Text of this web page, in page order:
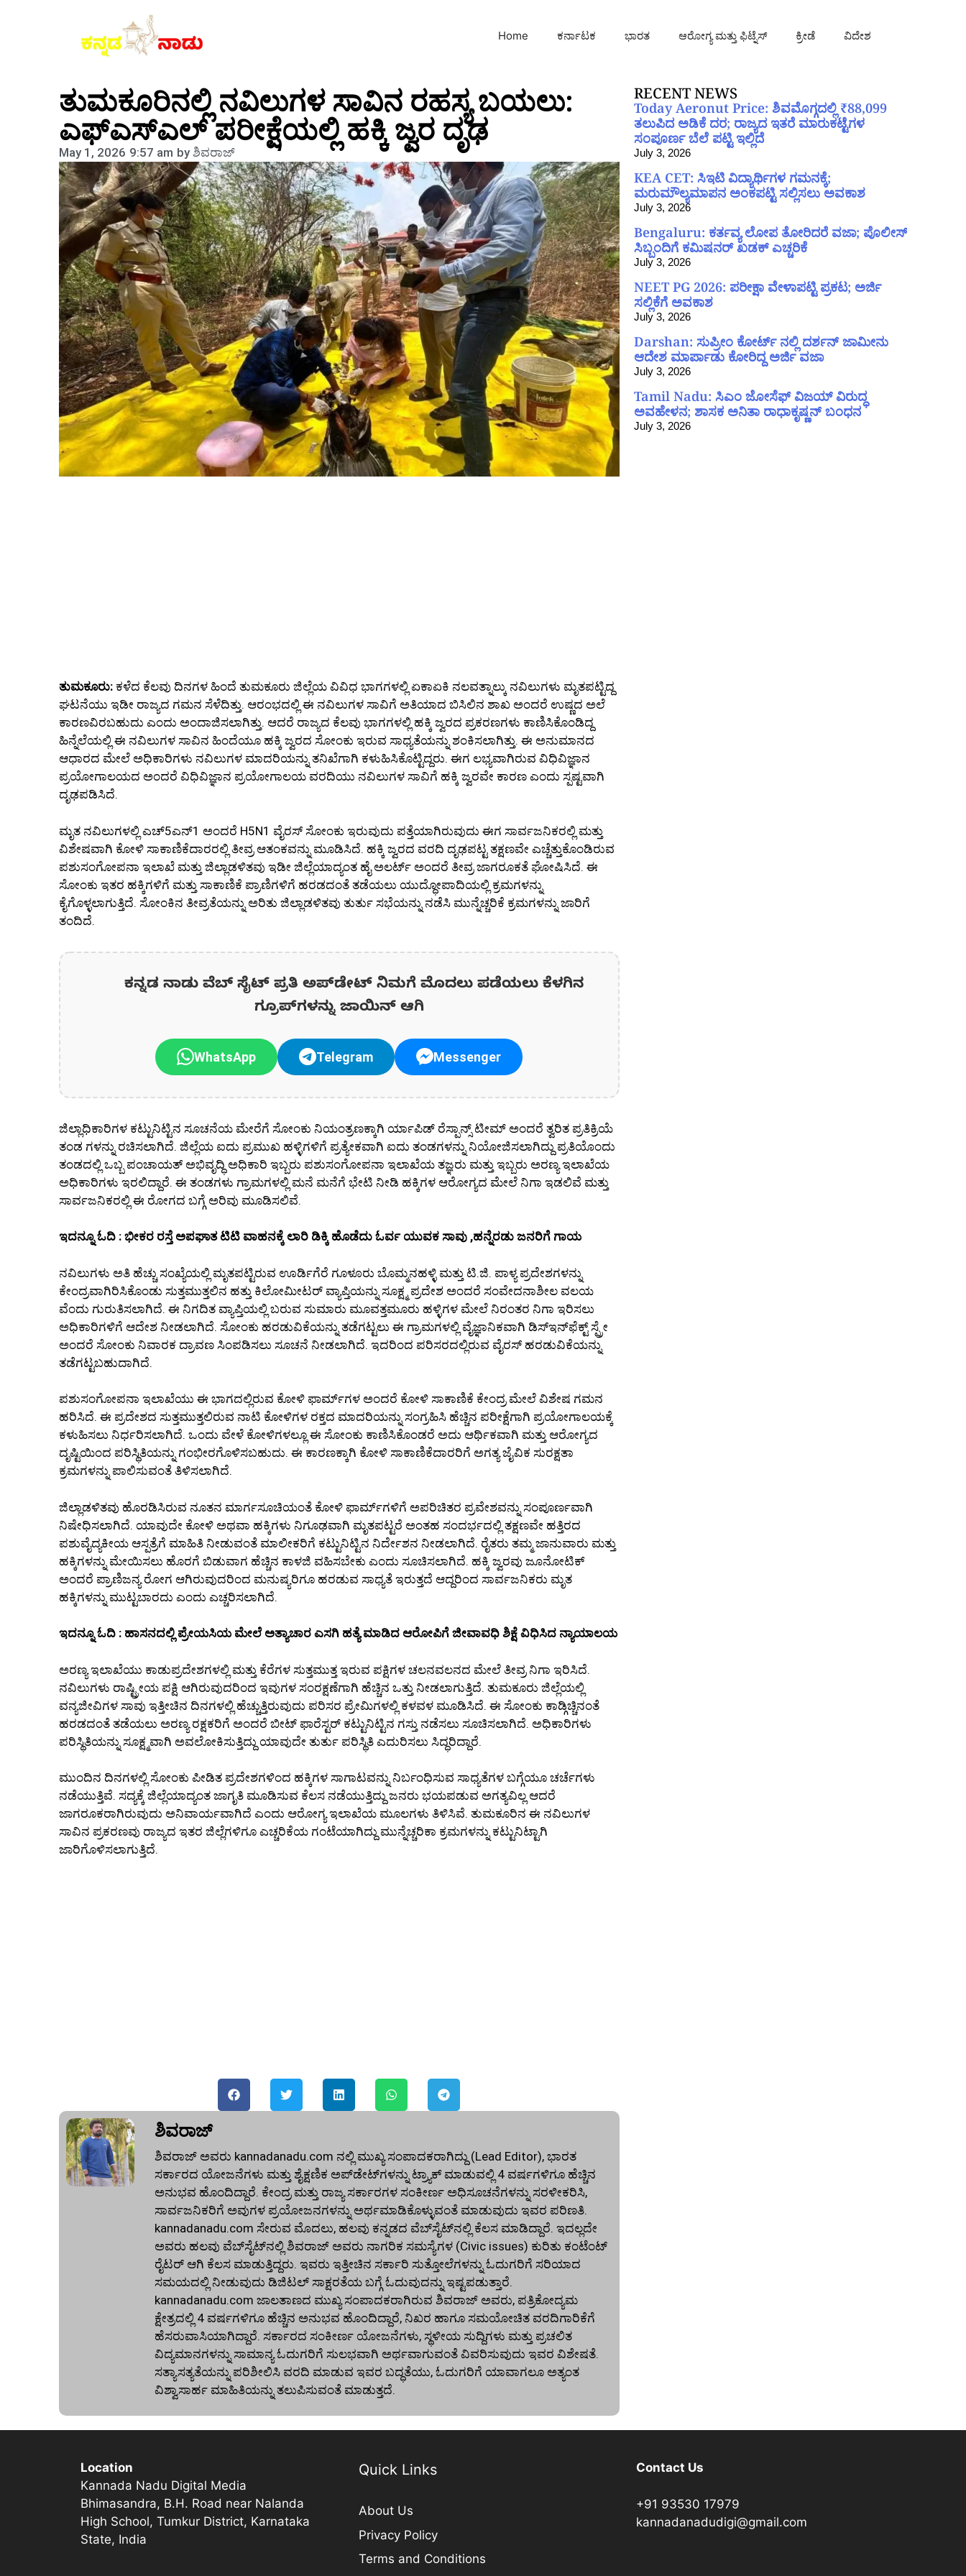
Home ಕರ್ನಾಟಕ ಭಾರತ ಆರೋಗ್ಯ ಮತ್ತು ಫಿಟ್ನೆಸ್ ಕ್ರೀಡೆ ವಿದೇಶ
ತುಮಕೂರಿನಲ್ಲಿ ನವಿಲುಗಳ ಸಾವಿನ ರಹಸ್ಯ ಬಯಲು:
ಎಫ್‌ಎಸ್‌ಎಲ್ ಪರೀಕ್ಷೆಯಲ್ಲಿ ಹಕ್ಕಿ ಜ್ವರ ದೃಢ
May 1, 2026 9:57 am byಶಿವರಾಜ್
ತುಮಕೂರು: ಕಳೆದ ಕೆಲವು ದಿನಗಳ ಹಿಂದೆ ತುಮಕೂರು ಜಿಲ್ಲೆಯ ವಿವಿಧ ಭಾಗಗಳಲ್ಲಿ ಏಕಾಏಕಿ ನಲವತ್ನಾಲ್ಕು ನವಿಲುಗಳು ಮೃತಪಟ್ಟಿದ್ದ
ಘಟನೆಯು ಇಡೀ ರಾಜ್ಯದ ಗಮನ ಸೆಳೆದಿತ್ತು. ಆರಂಭದಲ್ಲಿ ಈ ನವಿಲುಗಳ ಸಾವಿಗೆ ಅತಿಯಾದ ಬಿಸಿಲಿನ ಶಾಖ ಅಂದರೆ ಉಷ್ಣದ ಅಲೆ
ಕಾರಣವಿರಬಹುದು ಎಂದು ಅಂದಾಜಿಸಲಾಗಿತ್ತು. ಆದರೆ ರಾಜ್ಯದ ಕೆಲವು ಭಾಗಗಳಲ್ಲಿ ಹಕ್ಕಿ ಜ್ವರದ ಪ್ರಕರಣಗಳು ಕಾಣಿಸಿಕೊಂಡಿದ್ದ
ಹಿನ್ನೆಲೆಯಲ್ಲಿ ಈ ನವಿಲುಗಳ ಸಾವಿನ ಹಿಂದೆಯೂ ಹಕ್ಕಿ ಜ್ವರದ ಸೋಂಕು ಇರುವ ಸಾಧ್ಯತೆಯನ್ನು ಶಂಕಿಸಲಾಗಿತ್ತು. ಈ ಅನುಮಾನದ
ಆಧಾರದ ಮೇಲೆ ಅಧಿಕಾರಿಗಳು ನವಿಲುಗಳ ಮಾದರಿಯನ್ನು ತನಿಖೆಗಾಗಿ ಕಳುಹಿಸಿಕೊಟ್ಟಿದ್ದರು. ಈಗ ಲಭ್ಯವಾಗಿರುವ ವಿಧಿವಿಜ್ಞಾನ
ಪ್ರಯೋಗಾಲಯದ ಅಂದರೆ ವಿಧಿವಿಜ್ಞಾನ ಪ್ರಯೋಗಾಲಯ ವರದಿಯು ನವಿಲುಗಳ ಸಾವಿಗೆ ಹಕ್ಕಿ ಜ್ವರವೇ ಕಾರಣ ಎಂದು ಸ್ಪಷ್ಟವಾಗಿ
ದೃಢಪಡಿಸಿದೆ.
ಮೃತ ನವಿಲುಗಳಲ್ಲಿ ಎಚ್5ಎನ್1 ಅಂದರೆ H5N1 ವೈರಸ್ ಸೋಂಕು ಇರುವುದು ಪತ್ತೆಯಾಗಿರುವುದು ಈಗ ಸಾರ್ವಜನಿಕರಲ್ಲಿ ಮತ್ತು
ವಿಶೇಷವಾಗಿ ಕೋಳಿ ಸಾಕಾಣಿಕೆದಾರರಲ್ಲಿ ತೀವ್ರ ಆತಂಕವನ್ನು ಮೂಡಿಸಿದೆ. ಹಕ್ಕಿ ಜ್ವರದ ವರದಿ ದೃಢಪಟ್ಟ ತಕ್ಷಣವೇ ಎಚ್ಚೆತ್ತುಕೊಂಡಿರುವ
ಪಶುಸಂಗೋಪನಾ ಇಲಾಖೆ ಮತ್ತು ಜಿಲ್ಲಾಡಳಿತವು ಇಡೀ ಜಿಲ್ಲೆಯಾದ್ಯಂತ ಹೈ ಅಲರ್ಟ್ ಅಂದರೆ ತೀವ್ರ ಜಾಗರೂಕತೆ ಘೋಷಿಸಿದೆ. ಈ
ಸೋಂಕು ಇತರ ಹಕ್ಕಿಗಳಿಗೆ ಮತ್ತು ಸಾಕಾಣಿಕೆ ಪ್ರಾಣಿಗಳಿಗೆ ಹರಡದಂತೆ ತಡೆಯಲು ಯುದ್ಧೋಪಾದಿಯಲ್ಲಿ ಕ್ರಮಗಳನ್ನು
ಕೈಗೊಳ್ಳಲಾಗುತ್ತಿದೆ. ಸೋಂಕಿನ ತೀವ್ರತೆಯನ್ನು ಅರಿತು ಜಿಲ್ಲಾಡಳಿತವು ತುರ್ತು ಸಭೆಯನ್ನು ನಡೆಸಿ ಮುನ್ನೆಚ್ಚರಿಕೆ ಕ್ರಮಗಳನ್ನು ಜಾರಿಗೆ
ತಂದಿದೆ.
ಕನ್ನಡ ನಾಡು ವೆಬ್ ಸೈಟ್ ಪ್ರತಿ ಅಪ್‌ಡೇಟ್‌ ನಿಮಗೆ ಮೊದಲು ಪಡೆಯಲು ಕೆಳಗಿನ
ಗ್ರೂಪ್‌ಗಳನ್ನು ಜಾಯಿನ್ ಆಗಿ
WhatsApp Telegram Messenger
ಜಿಲ್ಲಾಧಿಕಾರಿಗಳ ಕಟ್ಟುನಿಟ್ಟಿನ ಸೂಚನೆಯ ಮೇರೆಗೆ ಸೋಂಕು ನಿಯಂತ್ರಣಕ್ಕಾಗಿ ರ್ಯಾಪಿಡ್ ರೆಸ್ಪಾನ್ಸ್ ಟೀಮ್ ಅಂದರೆ ತ್ವರಿತ ಪ್ರತಿಕ್ರಿಯೆ
ತಂಡ ಗಳನ್ನು ರಚಿಸಲಾಗಿದೆ. ಜಿಲ್ಲೆಯ ಐದು ಪ್ರಮುಖ ಹಳ್ಳಿಗಳಿಗೆ ಪ್ರತ್ಯೇಕವಾಗಿ ಐದು ತಂಡಗಳನ್ನು ನಿಯೋಜಿಸಲಾಗಿದ್ದು ಪ್ರತಿಯೊಂದು
ತಂಡದಲ್ಲಿ ಒಬ್ಬ ಪಂಚಾಯತ್ ಅಭಿವೃದ್ಧಿ ಅಧಿಕಾರಿ ಇಬ್ಬರು ಪಶುಸಂಗೋಪನಾ ಇಲಾಖೆಯ ತಜ್ಞರು ಮತ್ತು ಇಬ್ಬರು ಅರಣ್ಯ ಇಲಾಖೆಯ
ಅಧಿಕಾರಿಗಳು ಇರಲಿದ್ದಾರೆ. ಈ ತಂಡಗಳು ಗ್ರಾಮಗಳಲ್ಲಿ ಮನೆ ಮನೆಗೆ ಭೇಟಿ ನೀಡಿ ಹಕ್ಕಿಗಳ ಆರೋಗ್ಯದ ಮೇಲೆ ನಿಗಾ ಇಡಲಿವೆ ಮತ್ತು
ಸಾರ್ವಜನಿಕರಲ್ಲಿ ಈ ರೋಗದ ಬಗ್ಗೆ ಅರಿವು ಮೂಡಿಸಲಿವೆ.
ಇದನ್ನೂ ಓದಿ : ಭೀಕರ ರಸ್ತೆ ಅಪಘಾತ ಟಿಟಿ ವಾಹನಕ್ಕೆ ಲಾರಿ ಡಿಕ್ಕಿ ಹೊಡೆದು ಓರ್ವ ಯುವಕ ಸಾವು ,ಹನ್ನೆರಡು ಜನರಿಗೆ ಗಾಯ
ನವಿಲುಗಳು ಅತಿ ಹೆಚ್ಚು ಸಂಖ್ಯೆಯಲ್ಲಿ ಮೃತಪಟ್ಟಿರುವ ಊರ್ಡಿಗೆರೆ ಗೂಳೂರು ಬೊಮ್ಮನಹಳ್ಳಿ ಮತ್ತು ಟಿ.ಜಿ. ಪಾಳ್ಯ ಪ್ರದೇಶಗಳನ್ನು
ಕೇಂದ್ರವಾಗಿರಿಸಿಕೊಂಡು ಸುತ್ತಮುತ್ತಲಿನ ಹತ್ತು ಕಿಲೋಮೀಟರ್ ವ್ಯಾಪ್ತಿಯನ್ನು ಸೂಕ್ಷ್ಮ ಪ್ರದೇಶ ಅಂದರೆ ಸಂವೇದನಾಶೀಲ ವಲಯ
ವೆಂದು ಗುರುತಿಸಲಾಗಿದೆ. ಈ ನಿಗದಿತ ವ್ಯಾಪ್ತಿಯಲ್ಲಿ ಬರುವ ಸುಮಾರು ಮೂವತ್ತಮೂರು ಹಳ್ಳಿಗಳ ಮೇಲೆ ನಿರಂತರ ನಿಗಾ ಇರಿಸಲು
ಅಧಿಕಾರಿಗಳಿಗೆ ಆದೇಶ ನೀಡಲಾಗಿದೆ. ಸೋಂಕು ಹರಡುವಿಕೆಯನ್ನು ತಡೆಗಟ್ಟಲು ಈ ಗ್ರಾಮಗಳಲ್ಲಿ ವೈಜ್ಞಾನಿಕವಾಗಿ ಡಿಸ್‌ಇನ್‌ಫೆಕ್ಟ್ ಸ್ಪ್ರೇ
ಅಂದರೆ ಸೋಂಕು ನಿವಾರಕ ದ್ರಾವಣ ಸಿಂಪಡಿಸಲು ಸೂಚನೆ ನೀಡಲಾಗಿದೆ. ಇದರಿಂದ ಪರಿಸರದಲ್ಲಿರುವ ವೈರಸ್ ಹರಡುವಿಕೆಯನ್ನು
ತಡೆಗಟ್ಟಬಹುದಾಗಿದೆ.
ಪಶುಸಂಗೋಪನಾ ಇಲಾಖೆಯು ಈ ಭಾಗದಲ್ಲಿರುವ ಕೋಳಿ ಫಾರ್ಮ್‌ಗಳ ಅಂದರೆ ಕೋಳಿ ಸಾಕಾಣಿಕೆ ಕೇಂದ್ರ ಮೇಲೆ ವಿಶೇಷ ಗಮನ
ಹರಿಸಿದೆ. ಈ ಪ್ರದೇಶದ ಸುತ್ತಮುತ್ತಲಿರುವ ನಾಟಿ ಕೋಳಿಗಳ ರಕ್ತದ ಮಾದರಿಯನ್ನು ಸಂಗ್ರಹಿಸಿ ಹೆಚ್ಚಿನ ಪರೀಕ್ಷೆಗಾಗಿ ಪ್ರಯೋಗಾಲಯಕ್ಕೆ
ಕಳುಹಿಸಲು ನಿರ್ಧರಿಸಲಾಗಿದೆ. ಒಂದು ವೇಳೆ ಕೋಳಿಗಳಲ್ಲೂ ಈ ಸೋಂಕು ಕಾಣಿಸಿಕೊಂಡರೆ ಅದು ಆರ್ಥಿಕವಾಗಿ ಮತ್ತು ಆರೋಗ್ಯದ
ದೃಷ್ಟಿಯಿಂದ ಪರಿಸ್ಥಿತಿಯನ್ನು ಗಂಭೀರಗೊಳಿಸಬಹುದು. ಈ ಕಾರಣಕ್ಕಾಗಿ ಕೋಳಿ ಸಾಕಾಣಿಕೆದಾರರಿಗೆ ಅಗತ್ಯ ಜೈವಿಕ ಸುರಕ್ಷತಾ
ಕ್ರಮಗಳನ್ನು ಪಾಲಿಸುವಂತೆ ತಿಳಿಸಲಾಗಿದೆ.
ಜಿಲ್ಲಾಡಳಿತವು ಹೊರಡಿಸಿರುವ ನೂತನ ಮಾರ್ಗಸೂಚಿಯಂತೆ ಕೋಳಿ ಫಾರ್ಮ್‌ಗಳಿಗೆ ಅಪರಿಚಿತರ ಪ್ರವೇಶವನ್ನು ಸಂಪೂರ್ಣವಾಗಿ
ನಿಷೇಧಿಸಲಾಗಿದೆ. ಯಾವುದೇ ಕೋಳಿ ಅಥವಾ ಹಕ್ಕಿಗಳು ನಿಗೂಢವಾಗಿ ಮೃತಪಟ್ಟರೆ ಅಂತಹ ಸಂದರ್ಭದಲ್ಲಿ ತಕ್ಷಣವೇ ಹತ್ತಿರದ
ಪಶುವೈದ್ಯಕೀಯ ಆಸ್ಪತ್ರೆಗೆ ಮಾಹಿತಿ ನೀಡುವಂತೆ ಮಾಲೀಕರಿಗೆ ಕಟ್ಟುನಿಟ್ಟಿನ ನಿರ್ದೇಶನ ನೀಡಲಾಗಿದೆ. ರೈತರು ತಮ್ಮ ಜಾನುವಾರು ಮತ್ತು
ಹಕ್ಕಿಗಳನ್ನು ಮೇಯಿಸಲು ಹೊರಗೆ ಬಿಡುವಾಗ ಹೆಚ್ಚಿನ ಕಾಳಜಿ ವಹಿಸಬೇಕು ಎಂದು ಸೂಚಿಸಲಾಗಿದೆ. ಹಕ್ಕಿ ಜ್ವರವು ಜೂನೋಟಿಕ್
ಅಂದರೆ ಪ್ರಾಣಿಜನ್ಯ ರೋಗ ಆಗಿರುವುದರಿಂದ ಮನುಷ್ಯರಿಗೂ ಹರಡುವ ಸಾಧ್ಯತೆ ಇರುತ್ತದೆ ಆದ್ದರಿಂದ ಸಾರ್ವಜನಿಕರು ಮೃತ
ಹಕ್ಕಿಗಳನ್ನು ಮುಟ್ಟಬಾರದು ಎಂದು ಎಚ್ಚರಿಸಲಾಗಿದೆ.
ಇದನ್ನೂ ಓದಿ : ಹಾಸನದಲ್ಲಿ ಪ್ರೇಯಸಿಯ ಮೇಲೆ ಅತ್ಯಾಚಾರ ಎಸಗಿ ಹತ್ಯೆ ಮಾಡಿದ ಆರೋಪಿಗೆ ಜೀವಾವಧಿ ಶಿಕ್ಷೆ ವಿಧಿಸಿದ ನ್ಯಾಯಾಲಯ
ಅರಣ್ಯ ಇಲಾಖೆಯು ಕಾಡುಪ್ರದೇಶಗಳಲ್ಲಿ ಮತ್ತು ಕೆರೆಗಳ ಸುತ್ತಮುತ್ತ ಇರುವ ಪಕ್ಷಿಗಳ ಚಲನವಲನದ ಮೇಲೆ ತೀವ್ರ ನಿಗಾ ಇರಿಸಿದೆ.
ನವಿಲುಗಳು ರಾಷ್ಟ್ರೀಯ ಪಕ್ಷಿ ಆಗಿರುವುದರಿಂದ ಇವುಗಳ ಸಂರಕ್ಷಣೆಗಾಗಿ ಹೆಚ್ಚಿನ ಒತ್ತು ನೀಡಲಾಗುತ್ತಿದೆ. ತುಮಕೂರು ಜಿಲ್ಲೆಯಲ್ಲಿ
ವನ್ಯಜೀವಿಗಳ ಸಾವು ಇತ್ತೀಚಿನ ದಿನಗಳಲ್ಲಿ ಹೆಚ್ಚುತ್ತಿರುವುದು ಪರಿಸರ ಪ್ರೇಮಿಗಳಲ್ಲಿ ಕಳವಳ ಮೂಡಿಸಿದೆ. ಈ ಸೋಂಕು ಕಾಡ್ಗಿಚ್ಚಿನಂತೆ
ಹರಡದಂತೆ ತಡೆಯಲು ಅರಣ್ಯ ರಕ್ಷಕರಿಗೆ ಅಂದರೆ ಬೀಟ್ ಫಾರೆಸ್ಟರ್ ಕಟ್ಟುನಿಟ್ಟಿನ ಗಸ್ತು ನಡೆಸಲು ಸೂಚಿಸಲಾಗಿದೆ. ಅಧಿಕಾರಿಗಳು
ಪರಿಸ್ಥಿತಿಯನ್ನು ಸೂಕ್ಷ್ಮವಾಗಿ ಅವಲೋಕಿಸುತ್ತಿದ್ದು ಯಾವುದೇ ತುರ್ತು ಪರಿಸ್ಥಿತಿ ಎದುರಿಸಲು ಸಿದ್ಧರಿದ್ದಾರೆ.
ಮುಂದಿನ ದಿನಗಳಲ್ಲಿ ಸೋಂಕು ಪೀಡಿತ ಪ್ರದೇಶಗಳಿಂದ ಹಕ್ಕಿಗಳ ಸಾಗಾಟವನ್ನು ನಿರ್ಬಂಧಿಸುವ ಸಾಧ್ಯತೆಗಳ ಬಗ್ಗೆಯೂ ಚರ್ಚೆಗಳು
ನಡೆಯುತ್ತಿವೆ. ಸದ್ಯಕ್ಕೆ ಜಿಲ್ಲೆಯಾದ್ಯಂತ ಜಾಗೃತಿ ಮೂಡಿಸುವ ಕೆಲಸ ನಡೆಯುತ್ತಿದ್ದು ಜನರು ಭಯಪಡುವ ಅಗತ್ಯವಿಲ್ಲ ಆದರೆ
ಜಾಗರೂಕರಾಗಿರುವುದು ಅನಿವಾರ್ಯವಾಗಿದೆ ಎಂದು ಆರೋಗ್ಯ ಇಲಾಖೆಯ ಮೂಲಗಳು ತಿಳಿಸಿವೆ. ತುಮಕೂರಿನ ಈ ನವಿಲುಗಳ
ಸಾವಿನ ಪ್ರಕರಣವು ರಾಜ್ಯದ ಇತರ ಜಿಲ್ಲೆಗಳಿಗೂ ಎಚ್ಚರಿಕೆಯ ಗಂಟೆಯಾಗಿದ್ದು ಮುನ್ನೆಚ್ಚರಿಕಾ ಕ್ರಮಗಳನ್ನು ಕಟ್ಟುನಿಟ್ಟಾಗಿ
ಜಾರಿಗೊಳಿಸಲಾಗುತ್ತಿದೆ.
ಶಿವರಾಜ್
ಶಿವರಾಜ್ ಅವರು kannadanadu.com ನಲ್ಲಿ ಮುಖ್ಯ ಸಂಪಾದಕರಾಗಿದ್ದು (Lead Editor), ಭಾರತ
ಸರ್ಕಾರದ ಯೋಜನೆಗಳು ಮತ್ತು ಶೈಕ್ಷಣಿಕ ಅಪ್‌ಡೇಟ್‌ಗಳನ್ನು ಟ್ರ್ಯಾಕ್ ಮಾಡುವಲ್ಲಿ 4 ವರ್ಷಗಳಿಗೂ ಹೆಚ್ಚಿನ
ಅನುಭವ ಹೊಂದಿದ್ದಾರೆ. ಕೇಂದ್ರ ಮತ್ತು ರಾಜ್ಯ ಸರ್ಕಾರಗಳ ಸಂಕೀರ್ಣ ಅಧಿಸೂಚನೆಗಳನ್ನು ಸರಳೀಕರಿಸಿ,
ಸಾರ್ವಜನಿಕರಿಗೆ ಅವುಗಳ ಪ್ರಯೋಜನಗಳನ್ನು ಅರ್ಥಮಾಡಿಕೊಳ್ಳುವಂತೆ ಮಾಡುವುದು ಇವರ ಪರಿಣತಿ.
kannadanadu.com ಸೇರುವ ಮೊದಲು, ಹಲವು ಕನ್ನಡದ ವೆಬ್‌ಸೈಟ್‌ನಲ್ಲಿ ಕೆಲಸ ಮಾಡಿದ್ದಾರೆ. ಇದಲ್ಲದೇ
ಅವರು ಹಲವು ವೆಬ್‌ಸೈಟ್‌ನಲ್ಲಿ ಶಿವರಾಜ್ ಅವರು ನಾಗರಿಕ ಸಮಸ್ಯೆಗಳ (Civic issues) ಕುರಿತು ಕಂಟೆಂಟ್
ರೈಟರ್ ಆಗಿ ಕೆಲಸ ಮಾಡುತ್ತಿದ್ದರು. ಇವರು ಇತ್ತೀಚಿನ ಸರ್ಕಾರಿ ಸುತ್ತೋಲೆಗಳನ್ನು ಓದುಗರಿಗೆ ಸರಿಯಾದ
ಸಮಯದಲ್ಲಿ ನೀಡುವುದು ಡಿಜಿಟಲ್ ಸಾಕ್ಷರತೆಯ ಬಗ್ಗೆ ಓದುವುದನ್ನು ಇಷ್ಟಪಡುತ್ತಾರೆ.
kannadanadu.com ಜಾಲತಾಣದ ಮುಖ್ಯ ಸಂಪಾದಕರಾಗಿರುವ ಶಿವರಾಜ್ ಅವರು, ಪತ್ರಿಕೋದ್ಯಮ
ಕ್ಷೇತ್ರದಲ್ಲಿ 4 ವರ್ಷಗಳಿಗೂ ಹೆಚ್ಚಿನ ಅನುಭವ ಹೊಂದಿದ್ದಾರೆ, ನಿಖರ ಹಾಗೂ ಸಮಯೋಚಿತ ವರದಿಗಾರಿಕೆಗೆ
ಹೆಸರುವಾಸಿಯಾಗಿದ್ದಾರೆ. ಸರ್ಕಾರದ ಸಂಕೀರ್ಣ ಯೋಜನೆಗಳು, ಸ್ಥಳೀಯ ಸುದ್ದಿಗಳು ಮತ್ತು ಪ್ರಚಲಿತ
ವಿದ್ಯಮಾನಗಳನ್ನು ಸಾಮಾನ್ಯ ಓದುಗರಿಗೆ ಸುಲಭವಾಗಿ ಅರ್ಥವಾಗುವಂತೆ ವಿವರಿಸುವುದು ಇವರ ವಿಶೇಷತೆ.
ಸತ್ಯಾಸತ್ಯತೆಯನ್ನು ಪರಿಶೀಲಿಸಿ ವರದಿ ಮಾಡುವ ಇವರ ಬದ್ಧತೆಯು, ಓದುಗರಿಗೆ ಯಾವಾಗಲೂ ಅತ್ಯಂತ
ವಿಶ್ವಾಸಾರ್ಹ ಮಾಹಿತಿಯನ್ನು ತಲುಪಿಸುವಂತೆ ಮಾಡುತ್ತದೆ.
RECENT NEWS
Today Aeronut Price: ಶಿವಮೊಗ್ಗದಲ್ಲಿ ₹88,099
ತಲುಪಿದ ಅಡಿಕೆ ದರ; ರಾಜ್ಯದ ಇತರೆ ಮಾರುಕಟ್ಟೆಗಳ
ಸಂಪೂರ್ಣ ಬೆಲೆ ಪಟ್ಟಿ ಇಲ್ಲಿದೆ
July 3, 2026
KEA CET: ಸಿಇಟಿ ವಿದ್ಯಾರ್ಥಿಗಳ ಗಮನಕ್ಕೆ;
ಮರುಮೌಲ್ಯಮಾಪನ ಅಂಕಪಟ್ಟಿ ಸಲ್ಲಿಸಲು ಅವಕಾಶ
July 3, 2026
Bengaluru: ಕರ್ತವ್ಯ ಲೋಪ ತೋರಿದರೆ ವಜಾ; ಪೊಲೀಸ್
ಸಿಬ್ಬಂದಿಗೆ ಕಮಿಷನರ್ ಖಡಕ್ ಎಚ್ಚರಿಕೆ
July 3, 2026
NEET PG 2026: ಪರೀಕ್ಷಾ ವೇಳಾಪಟ್ಟಿ ಪ್ರಕಟ; ಅರ್ಜಿ
ಸಲ್ಲಿಕೆಗೆ ಅವಕಾಶ
July 3, 2026
Darshan: ಸುಪ್ರೀಂ ಕೋರ್ಟ್ ನಲ್ಲಿ ದರ್ಶನ್ ಜಾಮೀನು
ಆದೇಶ ಮಾರ್ಪಾಡು ಕೋರಿದ್ದ ಅರ್ಜಿ ವಜಾ
July 3, 2026
Tamil Nadu: ಸಿಎಂ ಜೋಸೆಫ್ ವಿಜಯ್ ವಿರುದ್ಧ
ಅವಹೇಳನ; ಶಾಸಕ ಅನಿತಾ ರಾಧಾಕೃಷ್ಣನ್ ಬಂಧನ
July 3, 2026
Location
Kannada Nadu Digital Media
Bhimasandra, B.H. Road near Nalanda
High School, Tumkur District, Karnataka
State, India
Quick Links
About Us
Privacy Policy
Terms and Conditions
Contact Us
+91 93530 17979
kannadanadudigi@gmail.com